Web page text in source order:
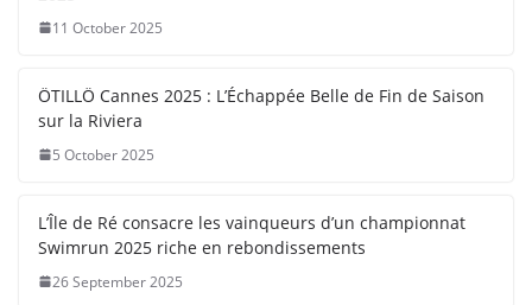
11 October 2025
ÖTILLÖ Cannes 2025 : L’Échappée Belle de Fin de Saison
sur la Riviera
5 October 2025
L’Île de Ré consacre les vainqueurs d’un championnat
Swimrun 2025 riche en rebondissements
26 September 2025